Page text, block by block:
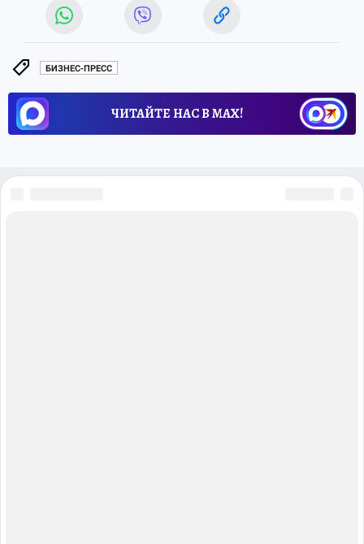
БИЗНЕС-ПРЕСС
ЧИТАЙТЕ НАС В МАХ!